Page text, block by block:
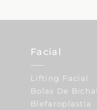
Facial
Lifting Facial
Bolas De
Blefaroplastia